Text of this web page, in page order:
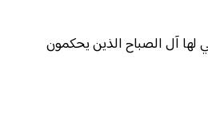
لها آل الصباح الذين يحكمون